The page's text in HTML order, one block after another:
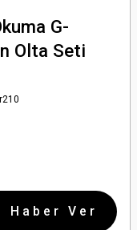
G-
Olta Seti
Haber Ver